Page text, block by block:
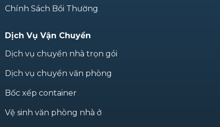
Chính Sách Bồi Thường
Dịch Vụ Vận Chuyển
Dịch vụ chuyển nhà trọn gói
Dịch vụ chuyển văn phòng
Bốc xếp container
Vệ sinh văn phòng nhà ở